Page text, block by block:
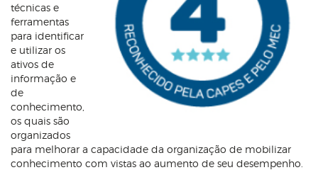
técnicas e
ferramentas
para identificar
e utilizar os
ativos de
informação e
de
conhecimento,
os quais são
organizados
para melhorar a capacidade da organização de mobilizar
conhecimento com vistas ao aumento de seu desempenho.